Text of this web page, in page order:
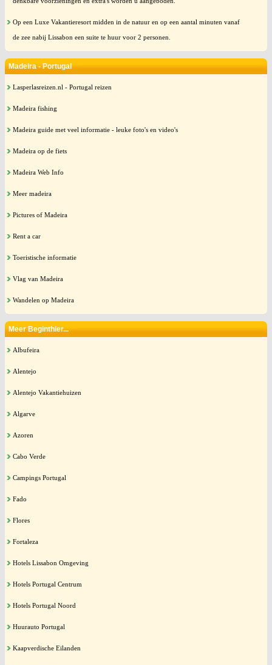
Op een Luxe Vakantieresort midden in de natuur en op een aantal minuten vanaf
de zee nabij Lissabon een suite te huur voor 2 personen.
Madeira - Portugal
Lasperlasreizen.nl - Portugal reizen
Madeira fishing
Madeira guide met veel informatie - leuke foto's en video's
Madeira op de fiets
Madeira Web Info
Meer madeira
Pictures of Madeira
Rent a car
Toeristische informatie
Vlag van Madeira
Wandelen op Madeira
Meer Beginthier...
Albufeira
Alentejo
Alentejo Vakantiehuizen
Algarve
Azoren
Cabo Verde
Campings Portugal
Fado
Flores
Fortaleza
Hotels Lissabon Omgeving
Hotels Portugal Centrum
Hotels Portugal Noord
Huurauto Portugal
Kaapverdische Eilanden